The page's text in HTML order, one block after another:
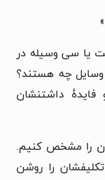
یا سی وسیله در
وسایل چه هستند؟
فایدهٔ داشتنشان
را مشخص کنیم.
را روشن